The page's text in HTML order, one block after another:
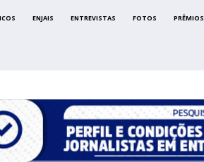
ENJAIS ENTREVISTAS FOTOS PRÊMIOS